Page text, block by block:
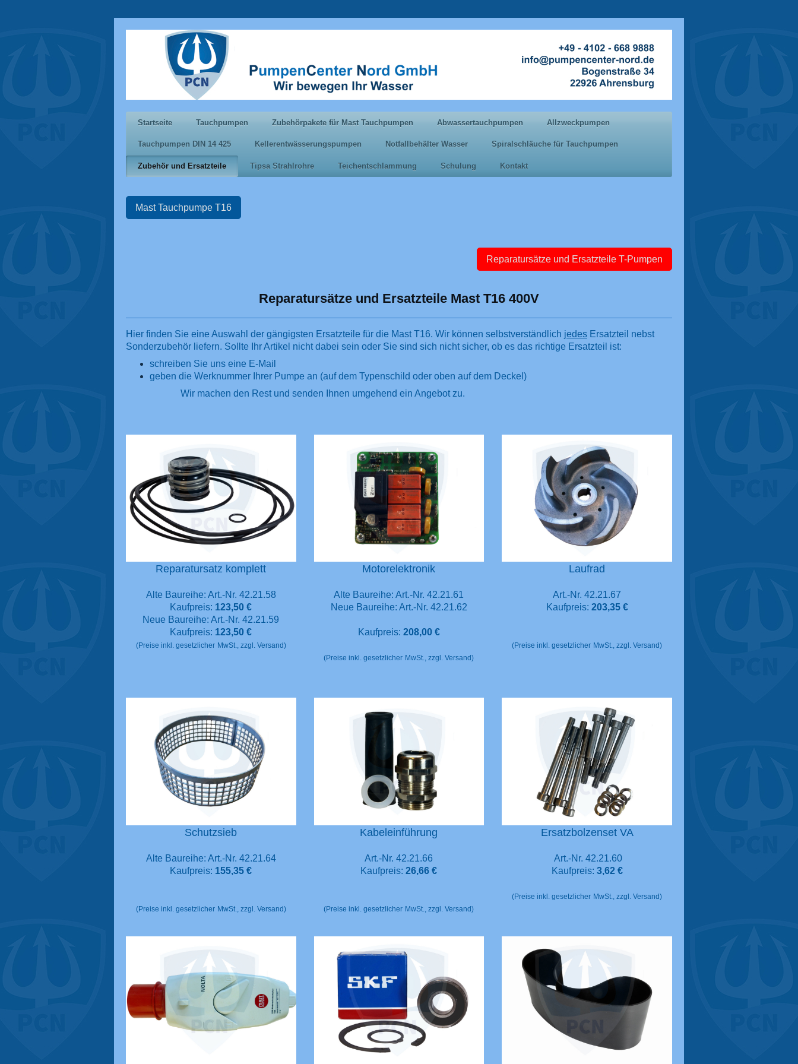
Startseite Tauchpumpen Zubehörpakete für Mast Tauchpumpen Abwassertauchpumpen Allzweckpumpen
Tauchpumpen DIN 14 425 Kellerentwässerungspumpen Notfallbehälter Wasser Spiralschläuche für Tauchpumpen
Zubehör und Ersatzteile Tipsa Strahlrohre Teichentschlammung Schulung Kontakt
Mast Tauchpumpe T16
Reparatursätze und Ersatzteile T-Pumpen
Reparatursätze und Ersatzteile Mast T16 400V
Hier finden Sie eine Auswahl der gängigsten Ersatzteile für die Mast T16. Wir können selbstverständlich jedes Ersatzteil nebst
Sonderzubehör liefern. Sollte Ihr Artikel nicht dabei sein oder Sie sind sich nicht sicher, ob es das richtige Ersatzteil ist:
schreiben Sie uns eine E-Mail
geben die Werknummer Ihrer Pumpe an (auf dem Typenschild oder oben auf dem Deckel)
Wir machen den Rest und senden Ihnen umgehend ein Angebot zu.
Reparatursatz komplett
Alte Baureihe: Art.-Nr. 42.21.58
Kaufpreis: 123,50 €
Neue Baureihe: Art.-Nr. 42.21.59
Kaufpreis: 123,50 €
(Preise inkl. gesetzlicher MwSt., zzgl. Versand)
Motorelektronik
Alte Baureihe: Art.-Nr. 42.21.61
Neue Baureihe: Art.-Nr. 42.21.62
Kaufpreis: 208,00 €
(Preise inkl. gesetzlicher MwSt., zzgl. Versand)
Laufrad
Art.-Nr. 42.21.67
Kaufpreis: 203,35 €
(Preise inkl. gesetzlicher MwSt., zzgl. Versand)
Schutzsieb
Alte Baureihe: Art.-Nr. 42.21.64
Kaufpreis: 155,35 €
(Preise inkl. gesetzlicher MwSt., zzgl. Versand)
Kabeleinführung
Art.-Nr. 42.21.66
Kaufpreis:26,66 €
(Preise inkl. gesetzlicher MwSt., zzgl. Versand)
Ersatzbolzenset VA
Art.-Nr. 42.21.60
Kaufpreis: 3,62 €
(Preise inkl. gesetzlicher MwSt., zzgl. Versand)